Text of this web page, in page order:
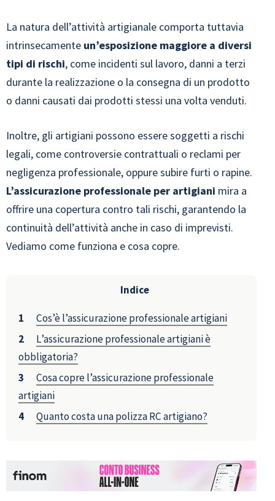
La natura dell’attività artigianale comporta tuttavia
intrinsecamente un’esposizione maggiore a diversi
tipi di rischi, come incidenti sul lavoro, danni a terzi
durante la realizzazione o la consegna di un prodotto
o danni causati dai prodotti stessi una volta venduti.
Inoltre, gli artigiani possono essere soggetti a rischi
legali, come controversie contrattuali o reclami per
negligenza professionale, oppure subire furti o rapine.
L’assicurazione professionale per artigiani mira a
offrire una copertura contro tali rischi, garantendo la
continuità dell’attività anche in caso di imprevisti.
Vediamo come funziona e cosa copre.
Indice
Cos’è l’assicurazione professionale artigiani
L’assicurazione professionale artigiani è
obbligatoria?
Cosa copre l’assicurazione professionale
artigiani
Quanto costa una polizza RC artigiano?